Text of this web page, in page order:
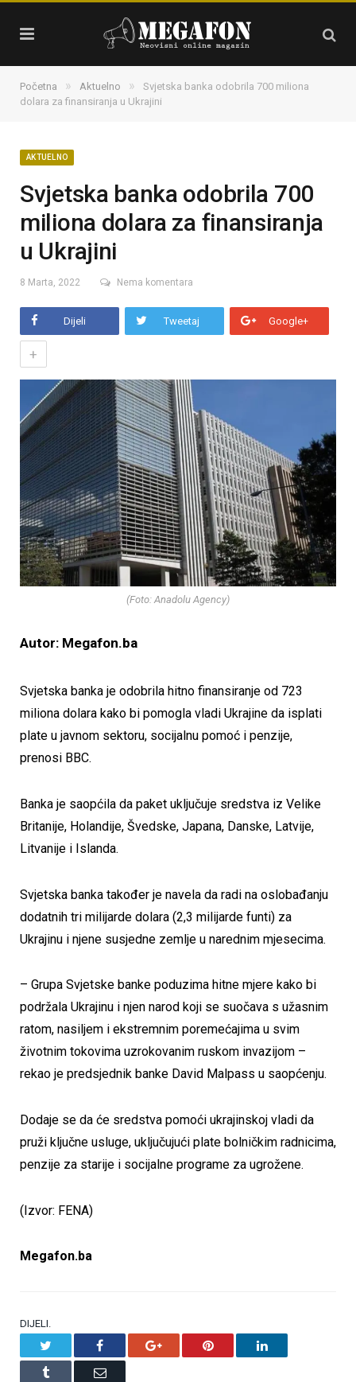
Početna » Aktuelno »
Svjetska banka odobrila 700 miliona
dolara za finansiranja u Ukrajini
AKTUELNO
Svjetska banka odobrila 700
miliona dolara za finansiranja
u Ukrajini
8 Marta, 2022 Nema komentara
Dijeli Tweetaj Google+
+
(Foto: Anadolu Agency)
Autor: Megafon.ba
Svjetska banka je odobrila hitno finansiranje od 723
miliona dolara kako bi pomogla vladi Ukrajine da isplati
plate u javnom sektoru, socijalnu pomoć i penzije,
prenosi BBC.
Banka je saopćila da paket uključuje sredstva iz Velike
Britanije, Holandije, Švedske, Japana, Danske, Latvije,
Litvanije i Islanda.
Svjetska banka također je navela da radi na oslobađanju
dodatnih tri milijarde dolara (2,3 milijarde funti) za
Ukrajinu i njene susjedne zemlje u narednim mjesecima.
– Grupa Svjetske banke poduzima hitne mjere kako bi
podržala Ukrajinu i njen narod koji se suočava s užasnim
ratom, nasiljem i ekstremnim poremećajima u svim
životnim tokovima uzrokovanim ruskom invazijom –
rekao je predsjednik banke David Malpass u saopćenju.
Dodaje se da će sredstva pomoći ukrajinskoj vladi da
pruži ključne usluge, uključujući plate bolničkim radnicima,
penzije za starije i socijalne programe za ugrožene.
(Izvor: FENA)
Megafon.ba
DIJELI.
Facebook Google+ Pinterest LinkedIn
Tumblr Email